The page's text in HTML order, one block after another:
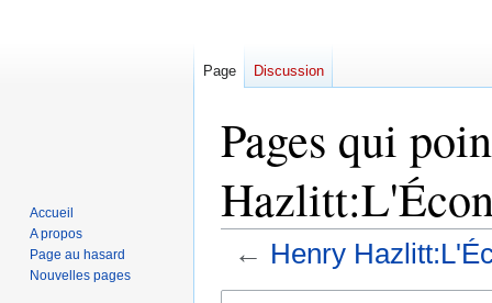
Pages qui
← Henry
Page Discussion
Accueil
A propos
Page au hasard
Nouvelles pages